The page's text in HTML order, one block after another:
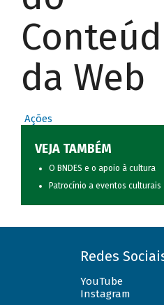
da Web
Ações
VEJA TAMBÉM
O BNDES e o apoio à cultura
Patrocínio a eventos culturais
Redes
YouTube
Instagram